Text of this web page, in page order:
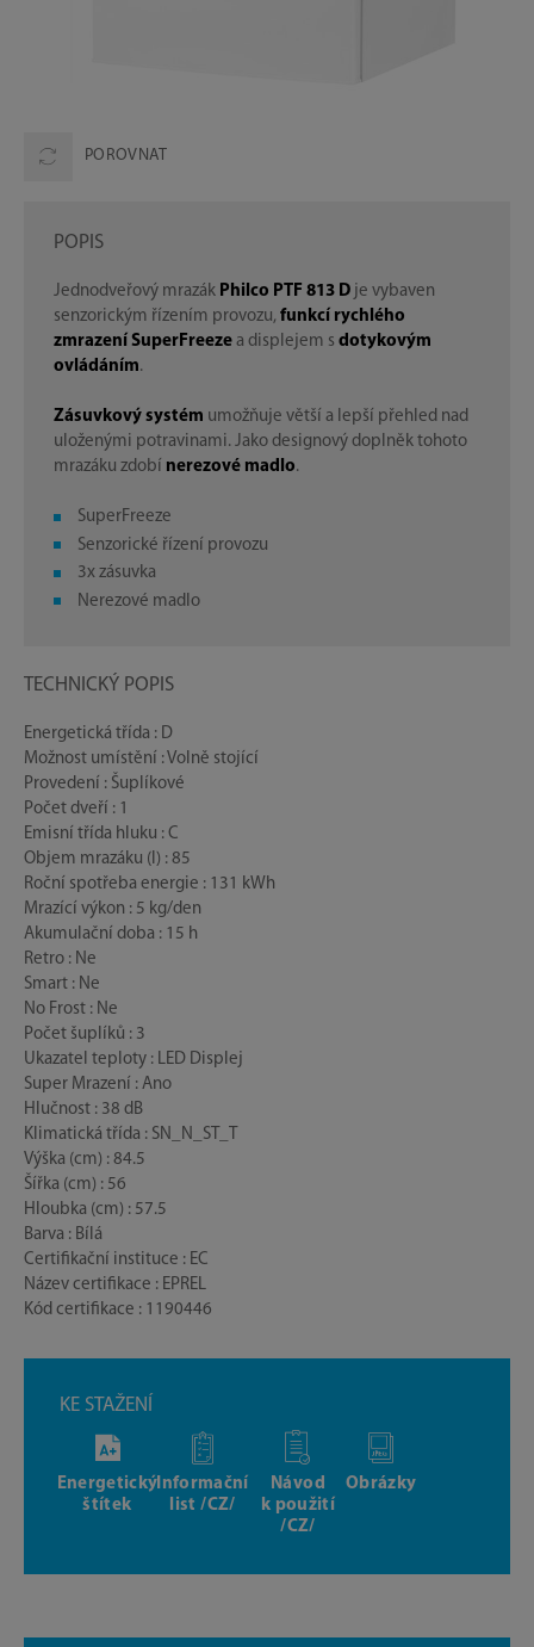
POROVNAT
POPIS
Jednodveřový mrazák Philco PTF 813 D je vybaven
senzorickým řízením provozu, funkcí rychlého
zmrazení SuperFreeze a displejem s dotykovým
ovládáním.
Zásuvkový systém umožňuje větší a lepší přehled nad
uloženými potravinami. Jako designový doplněk tohoto
mrazáku zdobí nerezové madlo.
SuperFreeze
Senzorické řízení provozu
3x zásuvka
Nerezové madlo
TECHNICKÝ POPIS
Energetická třída : D
Možnost umístění : Volně stojící
Provedení : Šuplíkové
Počet dveří : 1
Emisní třída hluku : C
Objem mrazáku (l) : 85
Roční spotřeba energie : 131 kWh
Mrazící výkon : 5 kg/den
Akumulační doba : 15 h
Retro : Ne
Smart : Ne
No Frost : Ne
Počet šuplíků : 3
Ukazatel teploty : LED Displej
Super Mrazení : Ano
Hlučnost : 38 dB
Klimatická třída : SN_N_ST_T
Výška (cm) : 84.5
Šířka (cm) : 56
Hloubka (cm) : 57.5
Barva : Bílá
Certifikační instituce : EC
Název certifikace : EPREL
Kód certifikace : 1190446
KE STAŽENÍ
Energetický
štítek
Informační
list /CZ/
Návod
k použití
/CZ/
Obrázky